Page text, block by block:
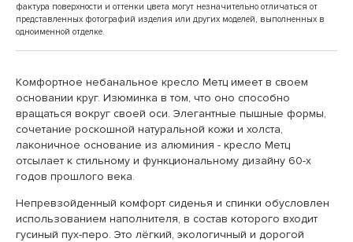
фактура поверхности и оттенки цвета могут незначительно отличаться от
представленных фотографий изделия или других моделей, выполненных в
одноименной отделке.
Комфортное небанальное кресло Метц имеет в своем
основании круг. Изюминка в том, что оно способно
вращаться вокруг своей оси. Элегантные пышные формы,
сочетание роскошной натуральной кожи и холста,
лаконичное основание из алюминия - кресло Метц
отсылает к стильному и функциональному дизайну 60-х
годов прошлого века.
Непревзойденный комфорт сиденья и спинки обусловлен
использованием наполнителя, в состав которого входит
гусиный пух-перо. Это лёгкий, экологичный и дорогой